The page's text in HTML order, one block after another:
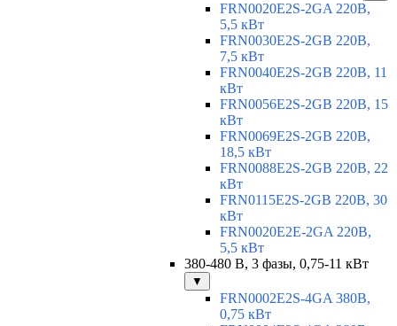
FRN0020E2S-2GA 220В,
5,5 кВт
FRN0030E2S-2GB 220В,
7,5 кВт
FRN0040E2S-2GB 220В, 11
кВт
FRN0056E2S-2GB 220В, 15
кВт
FRN0069E2S-2GB 220В,
18,5 кВт
FRN0088E2S-2GB 220В, 22
кВт
FRN0115E2S-2GB 220В, 30
кВт
FRN0020E2E-2GA 220В,
5,5 кВт
380-480 В, 3 фазы, 0,75-11 кВт
▼
FRN0002E2S-4GA 380В,
0,75 кВт